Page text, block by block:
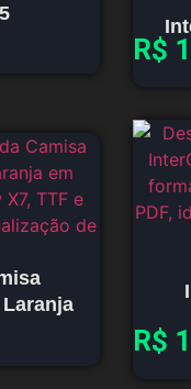
R$
R$